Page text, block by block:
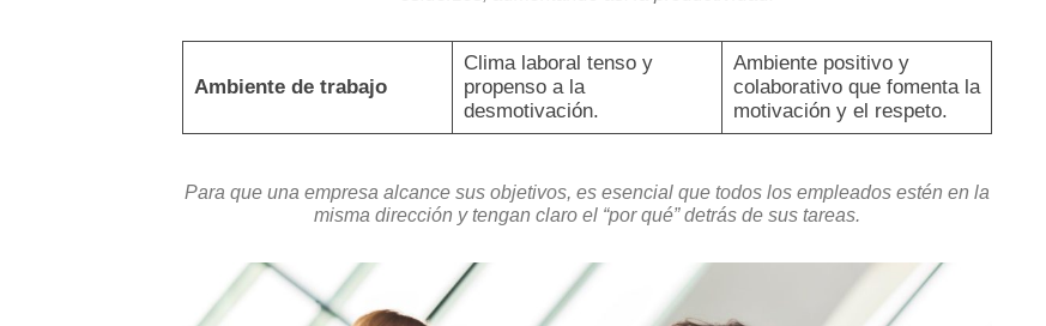
Ambiente de trabajo
Clima laboral tenso y
propenso a la
desmotivación.
Ambiente positivo y
colaborativo que fomenta la
motivación y el respeto.
Para que una empresa alcance sus objetivos, es esencial que todos los empleados estén en la
misma dirección y tengan claro el “por qué” detrás de sus tareas.